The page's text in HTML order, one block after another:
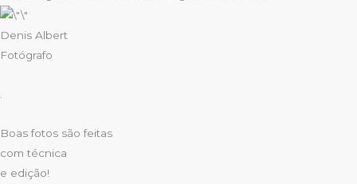
Denis Albert
Fotógrafo
Boas fotos são feitas
com técnica
e edição!